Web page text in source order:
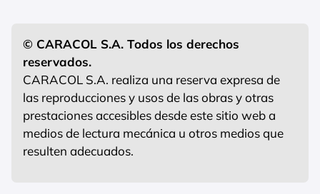
© CARACOL S.A. Todos los derechos
reservados.
CARACOL S.A. realiza una reserva expresa de
las reproducciones y usos de las obras y otras
prestaciones accesibles desde este sitio web a
medios de lectura mecánica u otros medios que
resulten adecuados.